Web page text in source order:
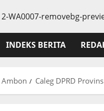
INDEKS BERITA
Ambon Caleg DPRD